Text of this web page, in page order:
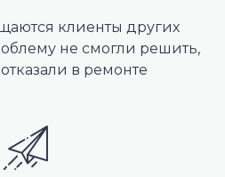
клиенты других
не смогли решить,
в ремонте